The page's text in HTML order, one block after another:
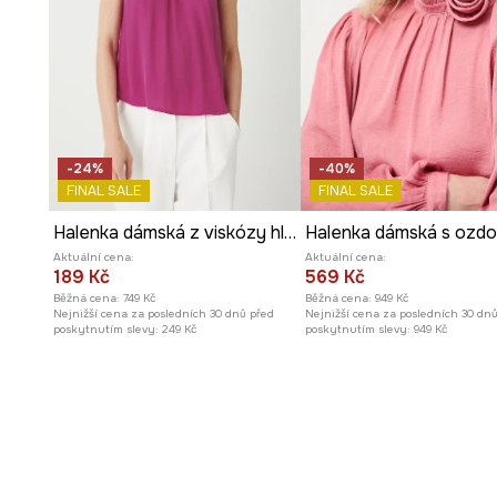
šatníku.
Univerzální růžová barva
usnadňuje vytváření
outfitů.
-24%
FINAL SALE
Halenka dámská z viskózy hladký povrch
Aktuální cena:
189 Kč
Běžná cena: 749 Kč
Nejnižší cena za posledních 30 dnů před
poskytnutím slevy: 249 Kč
-40%
FINAL SALE
Aktuální cena:
569 Kč
Běžná cena: 949 Kč
Nejnižší cena za posledních 30
poskytnutím slevy: 949 Kč